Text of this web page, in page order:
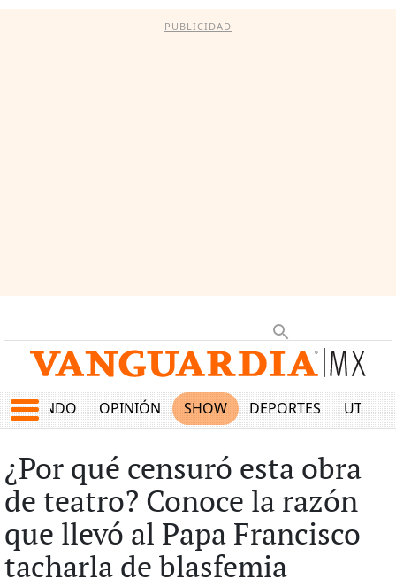
PUBLICIDAD
MUNDO OPINIÓN SHOW DEPORTES
¿Por qué censuró esta obra
de teatro? Conoce la razón
que llevó al Papa Francisco
tacharla de blasfemia